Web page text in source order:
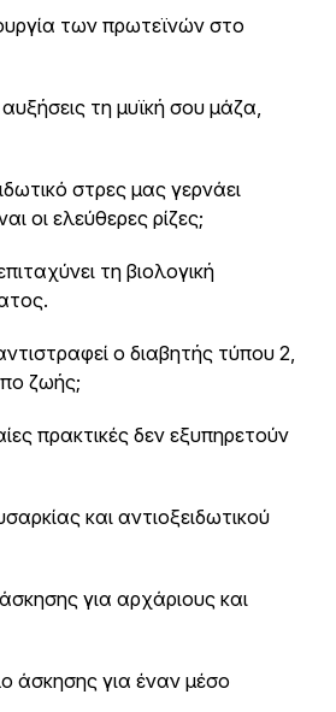
των πρωτεϊνών στο
τη μυϊκή σου μάζα,
στρες μας γερνάει
οι ελεύθερες ρίζες;
τη βιολογική
ο διαβητής τύπου 2,
ζωής;
πρακτικές δεν εξυπηρετούν
και αντιοξειδωτικού
για αρχάριους και
άσκησης για έναν μέσο